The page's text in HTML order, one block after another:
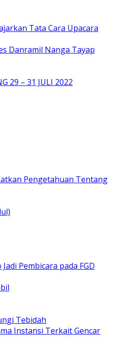
Tata Cara Upacara
Danramil Nanga Tayap
29 – 31 JULI 2022
Pengetahuan Tentang
Pembicara pada FGD
Tebidah
Instansi Terkait Gencar